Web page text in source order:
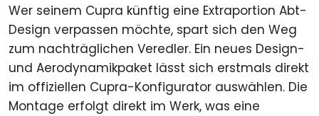
Wer seinem Cupra künftig eine Extraportion Abt-
Design verpassen möchte, spart sich den Weg
zum nachträglichen Veredler. Ein neues Design-
und Aerodynamikpaket lässt sich erstmals direkt
im offiziellen Cupra-Konfigurator auswählen. Die
Montage erfolgt direkt im Werk, was eine